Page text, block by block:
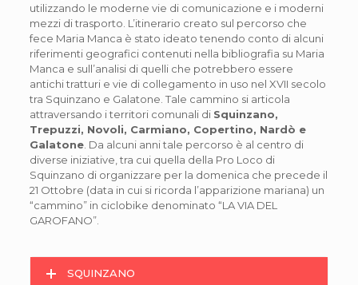
utilizzando le moderne vie di comunicazione e i moderni
mezzi di trasporto. L’itinerario creato sul percorso che
fece Maria Manca è stato ideato tenendo conto di alcuni
riferimenti geografici contenuti nella bibliografia su Maria
Manca e sull’analisi di quelli che potrebbero essere
antichi tratturi e vie di collegamento in uso nel XVII secolo
tra Squinzano e Galatone. Tale cammino si articola
attraversando i territori comunali di Squinzano,
Trepuzzi, Novoli, Carmiano, Copertino, Nardò e
Galatone. Da alcuni anni tale percorso è al centro di
diverse iniziative, tra cui quella della Pro Loco di
Squinzano di organizzare per la domenica che precede il
21 Ottobre (data in cui si ricorda l’apparizione mariana) un
“cammino” in ciclobike denominato “LA VIA DEL
GAROFANO”.
SQUINZANO